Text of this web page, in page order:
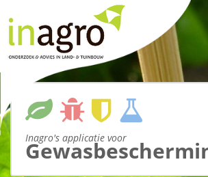
Inagro's applicatie voor